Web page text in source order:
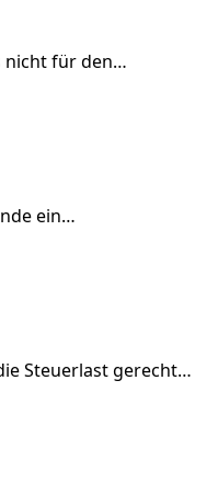
nicht für den…
ein…
Steuerlast gerecht…